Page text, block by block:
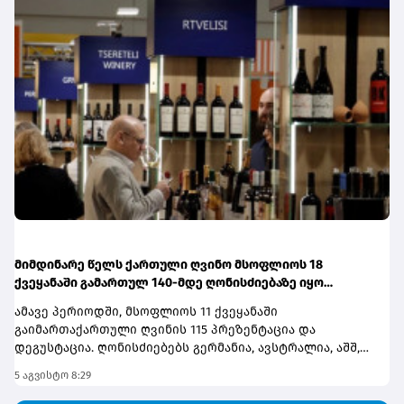
მიმდინარე წელს ქართული ღვინო მსოფლიოს 18
ქვეყანაში გამართულ 140-მდე ღონისძიებაზე იყო
ამავე პერიოდში, მსოფლიოს 11 ქვეყანაში
გაიმართაქართული ღვინის 115 პრეზენტაცია და
დეგუსტაცია. ღონისძიებებს გერმანია, ავსტრალია, აშშ,
სამხრეთკორეა, პოლონეთი და დიდი
5 აგვისტო 8:29